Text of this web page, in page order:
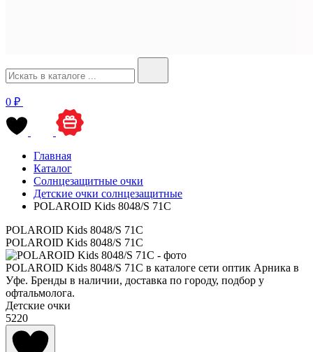
0 ₽
Главная
Каталог
Солнцезащитные очки
Детские очки солнцезащитные
POLAROID Kids 8048/S 71C
POLAROID Kids 8048/S 71C
POLAROID Kids 8048/S 71C
POLAROID Kids 8048/S 71C в каталоге сети оптик Арника в
Уфе. Бренды в наличии, доставка по городу, подбор у
офтальмолога.
Детские очки
5220